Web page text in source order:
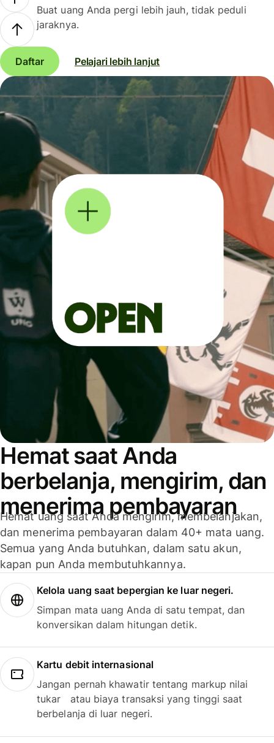
Buat uang Anda pergi lebih jauh, tidak peduli
jaraknya.
Daftar Pelajari lebih lanjut
Hemat saat Anda
berbelanja, mengirim, dan
menerima pembayaran
Hemat uang saat Anda mengirim, membelanjakan,
dan menerima pembayaran dalam 40+ mata uang.
Semua yang Anda butuhkan, dalam satu akun,
kapan pun Anda membutuhkannya.
Kelola uang saat bepergian ke luar negeri.
Simpan mata uang Anda di satu tempat, dan
konversikan dalam hitungan detik.
Kartu debit internasional
Jangan pernah khawatir tentang markup nilai
tukar atau biaya transaksi yang tinggi saat
berbelanja di luar negeri.